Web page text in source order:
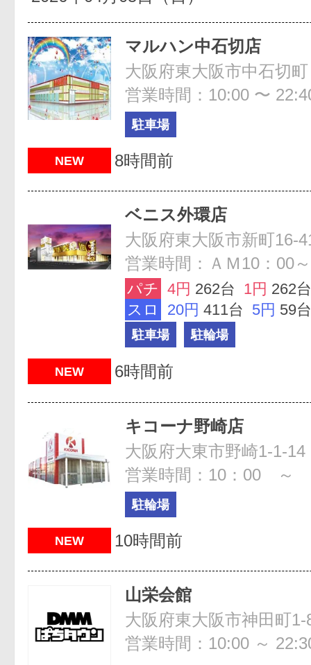
マルハン中石切店
営業時間：10:00 〜
駐車場
NEW 8時間前
ベニス外環店
大阪府東大阪市新町16-
営業時間：ＡＭ10：00
パチ 4円 262台 1円 262台
スロ
20円 411台 5円 59台
駐車場 駐輪場
NEW 6時間前
キコーナ野崎店
大阪府大東市野崎1-1-14
営業時間：10：00 ～
駐輪場
NEW 10時間前
山栄会館
大阪府東大阪市神田町1-
営業時間：10:00 ～